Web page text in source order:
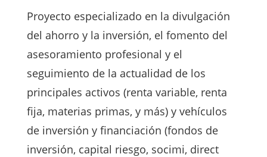
Proyecto especializado en la divulgación
del ahorro y la inversión, el fomento del
asesoramiento profesional y el
seguimiento de la actualidad de los
principales activos (renta variable, renta
fija, materias primas, y más) y vehículos
de inversión y financiación (fondos de
inversión, capital riesgo, socimi, direct